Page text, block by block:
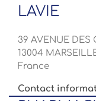
LAVIE
39 AVENUE DES
13004
France
Contact